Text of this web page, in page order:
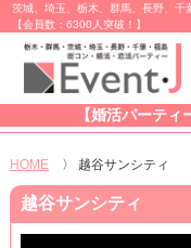
茨城、埼玉、栃木、群馬、長野、
【会員数：6300人突破！】
【婚活パーティ
HOME 〉 越谷サンシティ
越谷サンシティ